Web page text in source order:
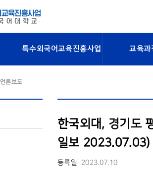
특수외국어교육진흥사업 교육과
언론보도
한국외대, 경기도
일보 2023.07.03)
등록일 2023.07.10